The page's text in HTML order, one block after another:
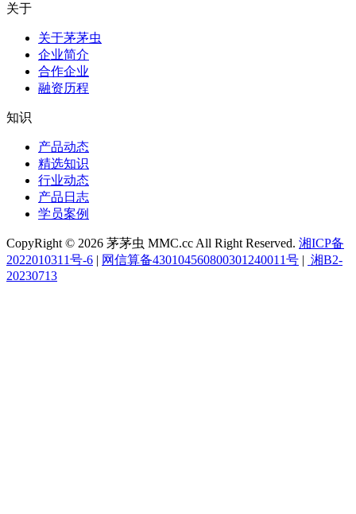
关于
关于茅茅虫
企业简介
合作企业
融资历程
知识
产品动态
精选知识
行业动态
产品日志
学员案例
CopyRight © 2026 茅茅虫 MMC.cc All Right Reserved. 湘ICP备
2022010311号-6 | 网信算备430104560800301240011号 | 湘B2-
20230713